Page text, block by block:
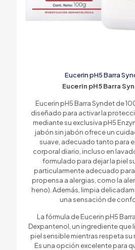
Eucerin pH5 Barra
Eucerin pH5 Barra
Eucerin pH5 Barra Syndet de
diseñado para activar la
mediante su exclusiva pH5
jabón sin jabón ofrece un
suave, adecuado tanto para
corporal diario, incluso en
formulado para dejar la piel
particularmente adecuado
propensa a alergias, como la
heno). Además, limpia
una sensación de
La fórmula de Eucerin pH5
Dexpantenol, un ingrediente que
piel sensible mientras respeta su
Es una opción excelente para